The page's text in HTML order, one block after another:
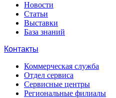
Новости
Статьи
Выставки
База знаний
Контакты
Коммерческая служба
Отдел сервиса
Сервисные центры
Региональные филиалы